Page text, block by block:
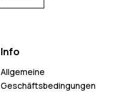
Info
Allgemeine
Geschäftsbedingungen